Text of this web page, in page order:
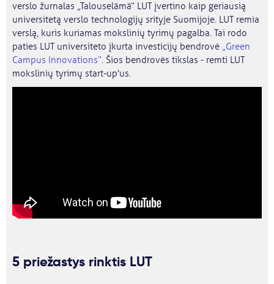
verslo žurnalas „Talouselämä“ LUT įvertino kaip geriausią
universitetą verslo technologijų srityje Suomijoje. LUT remia
verslą, kuris kuriamas mokslinių tyrimų pagalba. Tai rodo
paties LUT universiteto įkurta investicijų bendrovė „Green
Campus Innovations“. Šios bendrovės tikslas - remti LUT
mokslinių tyrimų start-up'us.
5 priežastys rinktis LUT